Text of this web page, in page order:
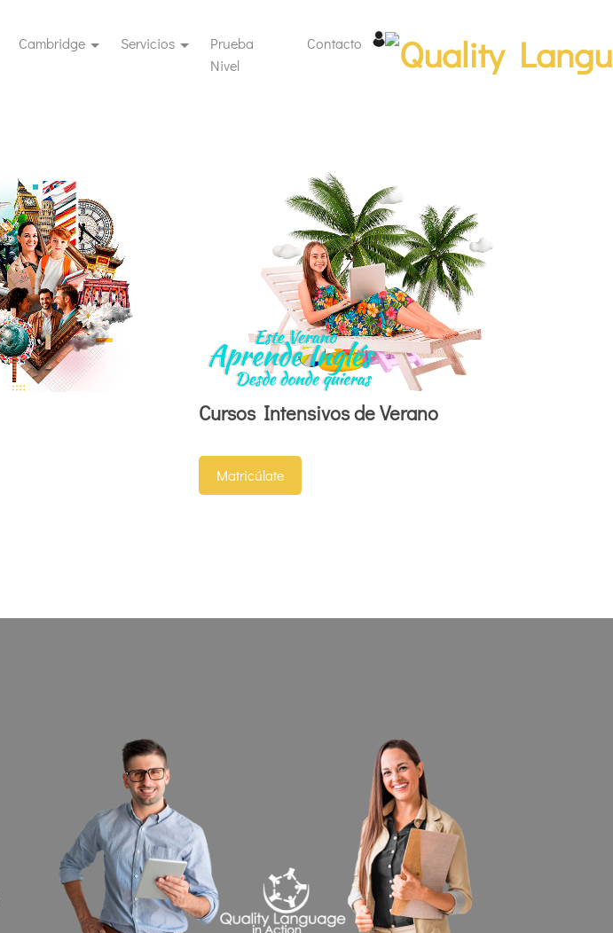
Cambridge Servicios
Prueba
Nivel(current)
Contacto(current)
Cursos Intensivos de Verano
Matricúlate